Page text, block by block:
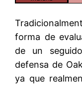
forma de
de un
defensa de
ya que